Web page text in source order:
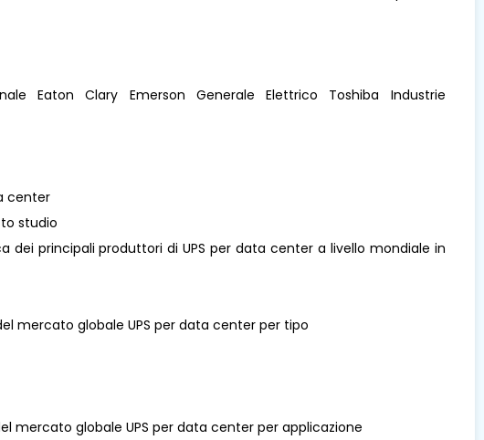
Eaton Clary Emerson Generale Elettrico Toshiba Industrie
center
studio
dei principali produttori di UPS per data center a livello mondiale in
mercato globale UPS per data center per tipo
mercato globale UPS per data center per applicazione